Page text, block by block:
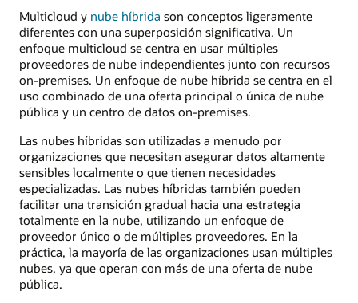
una
organización
usa
varios
servicios
de
nube
pública
o
privada
de
diferentes
proveedores
para
ofrecer
servicios
de
TI.
Multicloud y nube híbrida son conceptos ligeramente
diferentes con una superposición significativa. Un
enfoque multicloud se centra en usar múltiples
proveedores de nube independientes junto con recursos
on-premises. Un enfoque de nube híbrida se centra en el
uso combinado de una oferta principal o única de nube
pública y un centro de datos on-premises.
Las nubes híbridas son utilizadas a menudo por
organizaciones que necesitan asegurar datos altamente
sensibles localmente o que tienen necesidades
especializadas. Las nubes híbridas también pueden
facilitar una transición gradual hacia una estrategia
totalmente en la nube, utilizando un enfoque de
proveedor único o de múltiples proveedores. En la
práctica, la mayoría de las organizaciones usan múltiples
nubes, ya que operan con más de una oferta de nube
pública.